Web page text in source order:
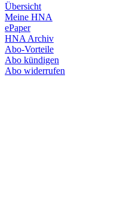
Übersicht
Meine HNA
ePaper
HNA Archiv
Abo-Vorteile
Abo kündigen
Abo widerrufen